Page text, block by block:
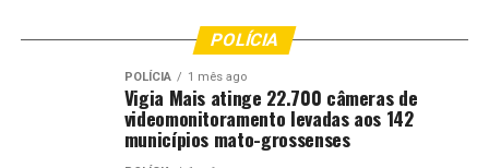
81% da primeira fase concluída (construir
162 km de trilhos entre Rondonópolis à
Dom Aquino) até janeiro/2026;
Investimento: R$ 5 bilhões em recursos
privados;
POLÍCIA
POLÍCIA 1 mês ago
Vigia Mais atinge 22.700 câmeras de
videomonitoramento levadas aos 142
municípios mato-grossenses